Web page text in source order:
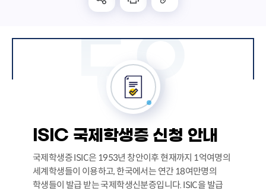
ISIC 국제학생증 신청 안내
국제학생증 ISIC은 1953년 창안이후 현재까지 1억여명의
세계학생들이 이용하고, 한국에서는 연간 18여만명의
학생들이 발급 받는 국제학생신분증입니다. ISIC을 발급